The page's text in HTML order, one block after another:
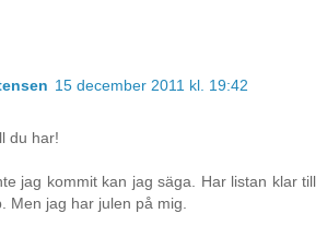
15 december 2011 kl. 19:42
du har!
jag kommit kan jag säga. Har listan klar till
Men jag har julen på mig.